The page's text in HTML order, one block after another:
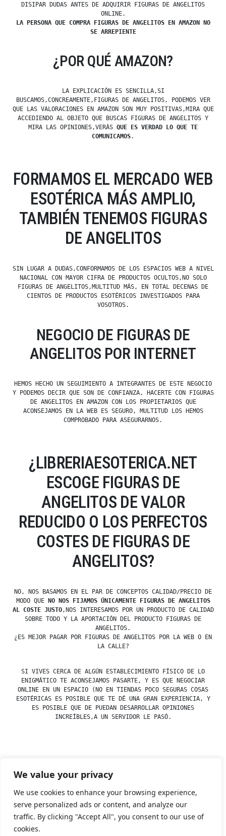
We value your privacy
We use cookies to enhance your browsing experience,
serve personalized ads or content, and analyze our
traffic. By clicking "Accept All", you consent to our use of
cookies.
DISIPAR DUDAS ANTES DE ADQUIRIR FIGURAS DE ANGELITOS
ONLINE.
LA PERSONA QUE COMPRA FIGURAS DE ANGELITOS EN AMAZON NO
SE ARREPIENTE
¿POR QUÉ AMAZON?
LA EXPLICACIÓN ES SENCILLA,SI
BUSCAMOS,CONCREAMENTE,FIGURAS DE ANGELITOS, PODEMOS VER
QUE LAS VALORACIONES EN AMAZON SON MUY POSITIVAS,MIRA QUE
ACCEDIENDO AL OBJETO QUE BUSCAS FIGURAS DE ANGELITOS Y
MIRA LAS OPINIONES,VERÁS QUE ES VERDAD LO QUE TE
COMUNICAMOS.
FORMAMOS EL MERCADO WEB
ESOTÉRICA MÁS AMPLIO,
TAMBIÉN TENEMOS FIGURAS
DE ANGELITOS
SIN LUGAR A DUDAS,CONFORMAMOS DE LOS ESPACIOS WEB A NIVEL
NACIONAL CON MAYOR CIFRA DE PRODUCTOS OCULTOS,NO SOLO
FIGURAS DE ANGELITOS,MULTITUD MÁS, EN TOTAL DECENAS DE
CIENTOS DE PRODUCTOS ESOTÉRICOS INVESTIGADOS PARA
VOSOTROS.
NEGOCIO DE FIGURAS DE
ANGELITOS POR INTERNET
HEMOS HECHO UN SEGUIMIENTO A INTEGRANTES DE ESTE NEGOCIO
Y PODEMOS DECIR QUE SON DE CONFIANZA, HACERTE CON FIGURAS
DE ANGELITOS EN AMAZON CON LOS PROPIETARIOS QUE
ACONSEJAMOS EN LA WEB ES SEGURO, MULTITUD LOS HEMOS
COMPROBADO PARA ASEGURARNOS.
¿LIBRERIAESOTERICA.NET
ESCOGE FIGURAS DE
ANGELITOS DE VALOR
REDUCIDO O LOS PERFECTOS
COSTES DE FIGURAS DE
ANGELITOS?
NO, NOS BASAMOS EN EL PAR DE CONCEPTOS CALIDAD/PRECIO DE
MODO QUE
NO NOS FIJAMOS ÚNICAMENTE FIGURAS DE ANGELITOS
AL COSTE JUSTO,NOS INTERESAMOS POR UN PRODUCTO DE CALIDAD
SOBRE TODO Y LA APORTACIÓN DEL PRODUCTO FIGURAS DE
ANGELITOS.
¿ES MEJOR PAGAR POR FIGURAS DE ANGELITOS POR LA WEB O EN
LA CALLE?
SI VIVES CERCA DE ALGÚN ESTABLECIMIENTO FÍSICO DE LO
ENIGMÁTICO TE ACONSEJAMOS PASARTE, Y ES QUE NEGOCIAR
ONLINE EN UN ESPACIO (NO EN TIENDAS POCO SEGURAS COSAS
ESOTÉRICAS ES POSIBLE QUE TE DÉ UNA GRAN EXPERIENCIA, Y
ES POSIBLE QUE DE PUEDAN DESARROLLAR OPINIONES
INCREÍBLES,A UN SERVIDOR LE PASÓ.
by
Posted
Ángeles,Figuras
Tienda Esotérica Online – Librería Esotérica,Proudly
powered by WordPress.